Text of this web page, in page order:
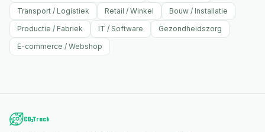
Transport / Logistiek
Retail / Winkel
Bouw / Installatie
Productie / Fabriek
IT / Software
Gezondheidszorg
E-commerce / Webshop